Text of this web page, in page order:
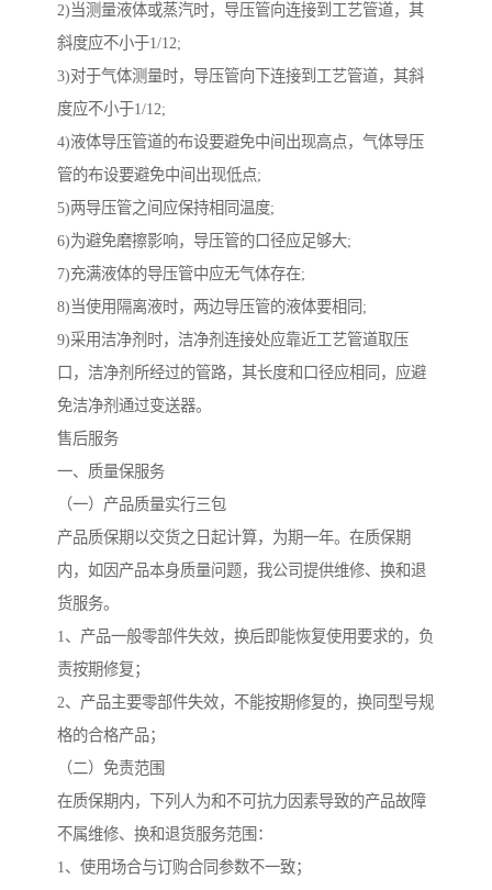
2)当测量液体或蒸汽时，导压管向连接到工艺管道，其
斜度应不小于1/12;
3)对于气体测量时，导压管向下连接到工艺管道，其斜
度应不小于1/12;
4)液体导压管道的布设要避免中间出现高点，气体导压
管的布设要避免中间出现低点;
5)两导压管之间应保持相同温度;
6)为避免磨擦影响，导压管的口径应足够大;
7)充满液体的导压管中应无气体存在;
8)当使用隔离液时，两边导压管的液体要相同;
9)采用洁净剂时，洁净剂连接处应靠近工艺管道取压
口，洁净剂所经过的管路，其长度和口径应相同，应避
免洁净剂通过变送器。
售后服务
一、质量保服务
（一）产品质量实行三包
产品质保期以交货之日起计算，为期一年。在质保期
内，如因产品本身质量问题，我公司提供维修、换和退
货服务。
1、产品一般零部件失效，换后即能恢复使用要求的，负
责按期修复；
2、产品主要零部件失效，不能按期修复的，换同型号规
格的合格产品；
（二）免责范围
在质保期内，下列人为和不可抗力因素导致的产品故障
不属维修、换和退货服务范围：
1、使用场合与订购合同参数不一致；